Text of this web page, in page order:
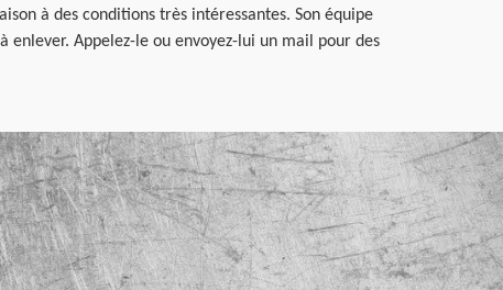
à des conditions très intéressantes. Son équipe
enlever. Appelez-le ou envoyez-lui un mail pour des